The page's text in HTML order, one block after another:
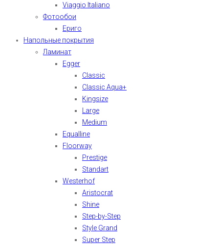
Viaggio Italiano
Фотообои
Ериго
Напольные покрытия
Ламинат
Egger
Classic
Classic Aqua+
Kingsize
Large
Medium
Equalline
Floorway
Prestige
Standart
Westerhof
Aristocrat
Shine
Step-by-Step
Style Grand
Super Step